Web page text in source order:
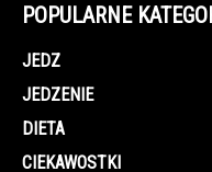
POPULARNE
JEDZ
JEDZENIE
DIETA
CIEKAWOSTKI